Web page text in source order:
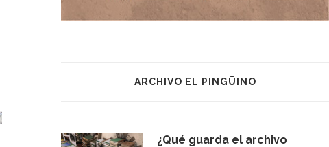
ARCHIVO EL PINGÜINO
¿Qué guarda el archivo